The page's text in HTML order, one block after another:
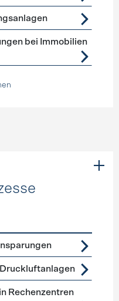
bei Immobilien
Prozesse
Rechenzentren